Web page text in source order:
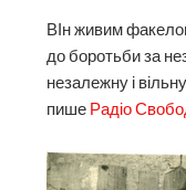
ВІн живим
до боротьби за
незалежну і
пише Радіо